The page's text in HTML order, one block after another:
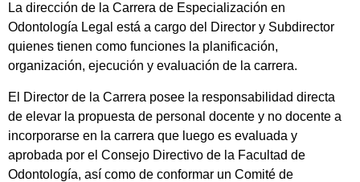
La dirección de la Carrera de Especialización en
Odontología Legal está a cargo del Director y Subdirector
quienes tienen como funciones la planificación,
organización, ejecución y evaluación de la carrera.
El Director de la Carrera posee la responsabilidad directa
de elevar la propuesta de personal docente y no docente a
incorporarse en la carrera que luego es evaluada y
aprobada por el Consejo Directivo de la Facultad de
Odontología, así como de conformar un Comité de